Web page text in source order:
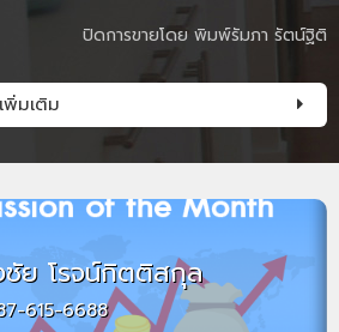
ปิดการขายโดย พิมพ์รัมภา รัตน์ฐิติ
พิ่มเติม
ชัย โรจน์กิตติสกุล
615-6688